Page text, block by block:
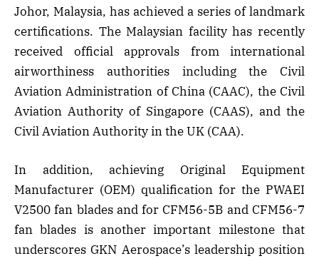
Johor, Malaysia, has achieved a series of landmark
certifications. The Malaysian facility has recently
received official approvals from international
airworthiness authorities including the Civil
Aviation Administration of China (CAAC), the Civil
Aviation Authority of Singapore (CAAS), and the
Civil Aviation Authority in the UK (CAA).
In addition, achieving Original Equipment
Manufacturer (OEM) qualification for the PWAEI
V2500 fan blades and for CFM56-5B and CFM56-7
fan blades is another important milestone that
underscores GKN Aerospace’s leadership position